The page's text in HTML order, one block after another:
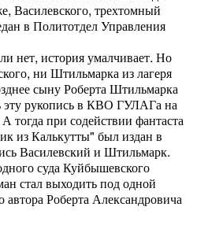
Василевского, трехтомный
в Политотдел Управления
нет, история умалчивает. Но
ни Штильмарка из лагеря
сыну Роберта Штильмарка
эту рукопись в КВО ГУЛАГа на
тогда при содействии фантаста
из Калькутты" был издан в
Василевский и Штильмарк.
суда Куйбышевского
стал выходить под одной
Роберта Александровича